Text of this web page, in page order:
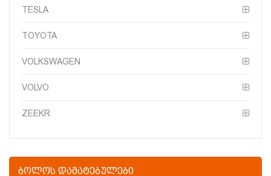
TESLA
TOYOTA
VOLKSWAGEN
VOLVO
ZEEKR
ᲑᲝᲚᲝᲡ ᲓᲐᲛᲐᲢᲔᲑᲣᲚᲔᲑᲘ